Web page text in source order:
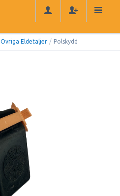
Övriga Eldetaljer / Polskydd